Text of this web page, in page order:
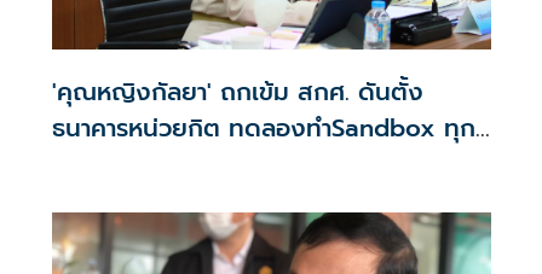
'คุณหญิงกัลยา' ถกเข้ม สกศ. ดันตั้ง
ธนาคารหน่วยกิต ทดลองทำSandbox ทุก